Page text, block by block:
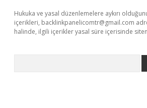
Hukuka ve yasal düzenlemelere aykırı
içerikleri, backlinkpanelicomtr@gmail.com
halinde, ilgili içerikler yasal süre içerisinde